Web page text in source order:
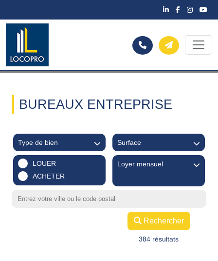
BUREAUX ENTREPRISE
Type de bien Surface
LOUER
ACHETER
Loyer mensuel
Rechercher
384 résultats